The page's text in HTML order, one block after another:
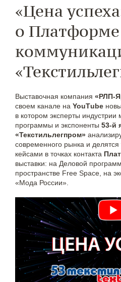
«Цена
о Платформе
Выставочная компания «РЛП-
своем канале на YouТube
в котором эксперты
программы и экспоненты 53-й
«Текстильлегпром»
современного рынка и
кейсами в точках контакта
выставки: на Деловой
пространстве Free Space, на
«Мода России».